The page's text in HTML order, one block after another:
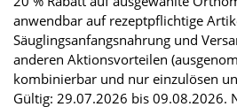
anwendbar auf rezeptpflichtige
Säuglingsanfangsnahrung und
anderen Aktionsvorteilen
kombinierbar und nur einzulösen
Gültig: 29.07.2026 bis 09.08.2026.